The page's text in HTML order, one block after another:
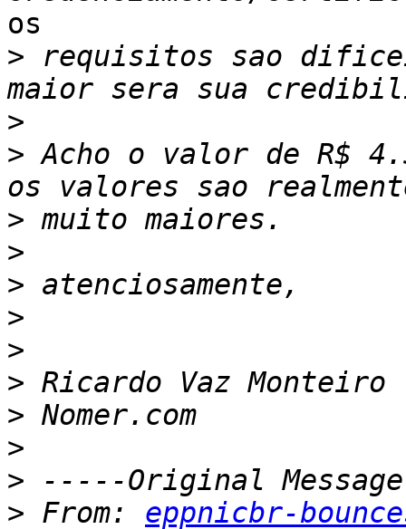
os
> requisitos sao
>
> Acho o valor de R$
>
>
>
>
>
>
>
>
>
> From: eppnicbr-